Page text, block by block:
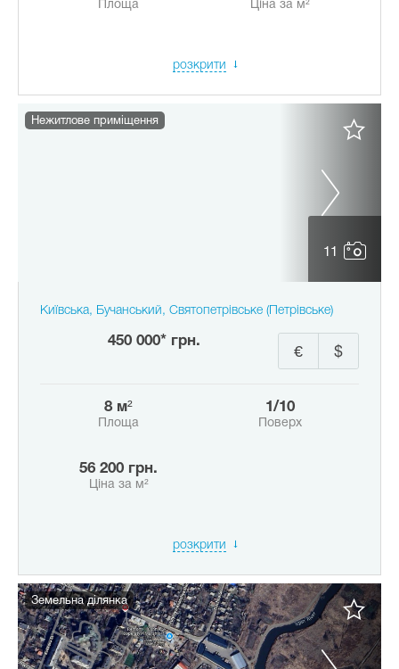
Площа Ціна за м²
розкрити
11
Нежитлове приміщення
Київська, Бучанський, Святопетрівське (Петрівське)
450 000* грн.
$
€
8 м²
Площа
1/10
Поверх
56 200 грн.
Ціна за м²
розкрити
Земельна ділянка